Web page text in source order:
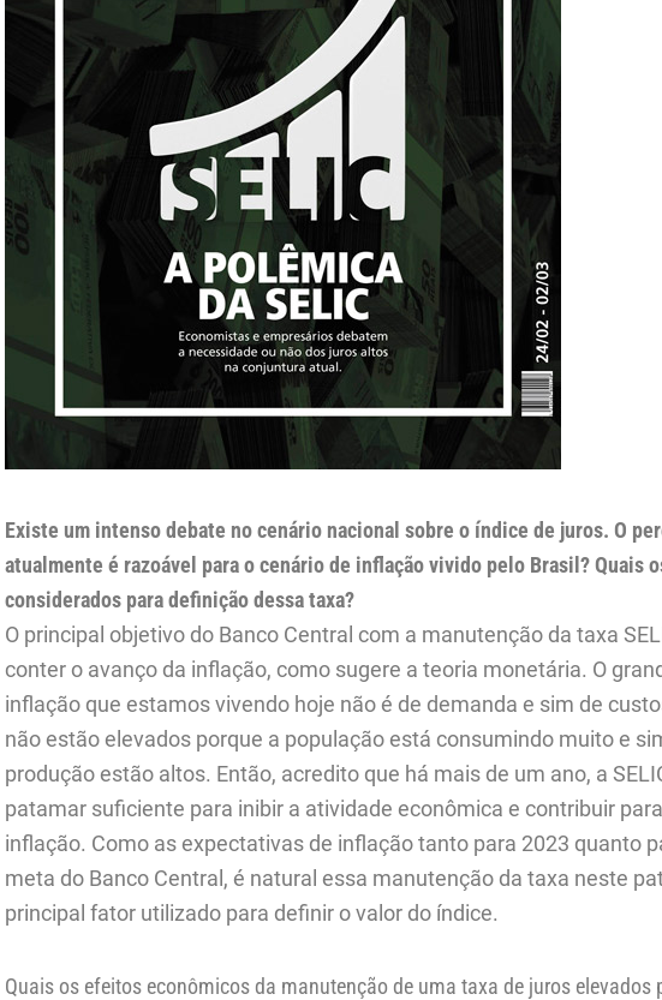
Existe um intenso debate no cenário nacional sobre o índice de juros. O
atualmente é razoável para o cenário de inflação vivido pelo Brasil? Quais
considerados para definição dessa taxa?
O principal objetivo do Banco Central com a manutenção da taxa
conter o avanço da inflação, como sugere a teoria monetária. O
inflação que estamos vivendo hoje não é de demanda e sim de
não estão elevados porque a população está consumindo muito e
produção estão altos. Então, acredito que há mais de um ano, a
patamar suficiente para inibir a atividade econômica e contribuir
inflação. Como as expectativas de inflação tanto para 2023 quanto
meta do Banco Central, é natural essa manutenção da taxa neste
principal fator utilizado para definir o valor do índice.
Quais os efeitos econômicos da manutenção de uma taxa de juros elevados